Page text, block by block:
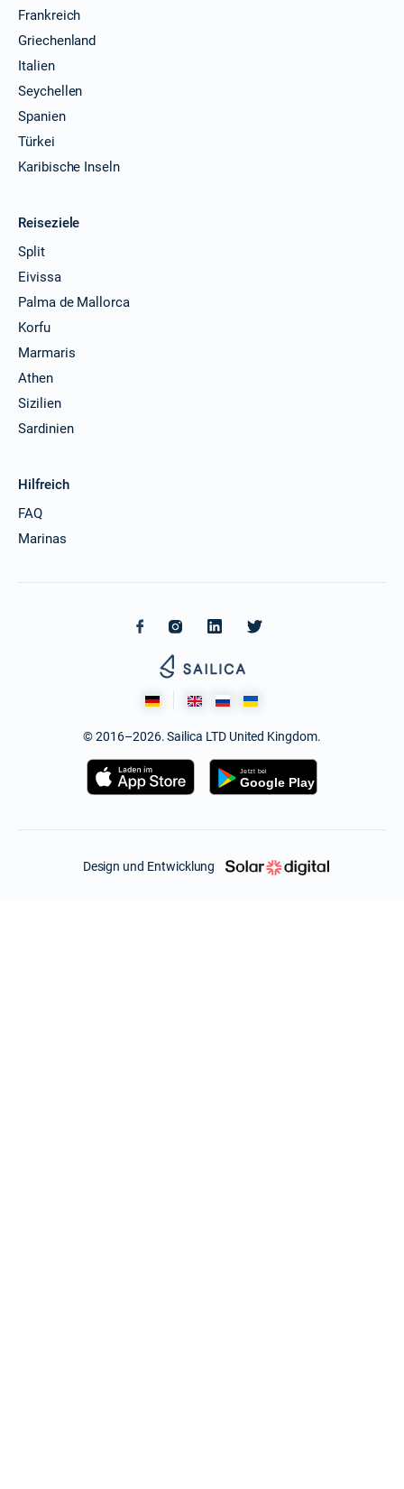
Frankreich
Griechenland
Italien
Seychellen
Spanien
Türkei
Karibische Inseln
Reiseziele
Split
Eivissa
Palma de Mallorca
Korfu
Marmaris
Athen
Sizilien
Sardinien
Hilfreich
FAQ
Marinas
© 2016–2026. Sailica LTD United Kingdom.
Design und Entwicklung